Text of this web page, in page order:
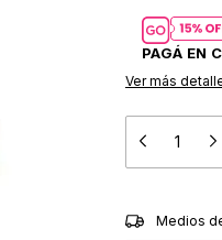
Ver más
Entregas para
Medios